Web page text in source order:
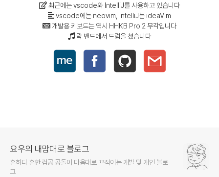
최근에는 vscode와 IntelliJ를 사용하고 있습니다
vscode에는 neovim, IntelliJ는 ideaVim
개발용 키보드는 역시 HHKB Pro 2 무각입니다
락 밴드에서 드럼을 쳤습니다
요우의 내맘대로 블로그
흔하디 흔한 컴공 공돌이 마음대로 끄적이는 개발 및 개인 블로
그